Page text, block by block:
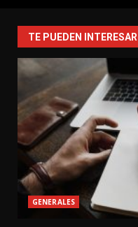
TE PUEDEN INTERESAR
GENERALES